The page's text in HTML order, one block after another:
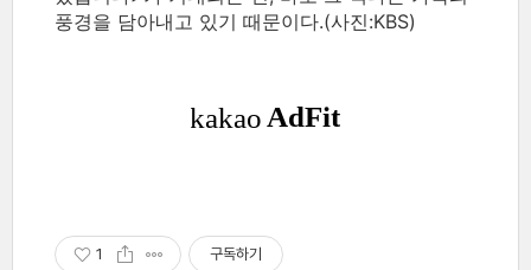
풍경을 담아내고 있기 때문이다.(사진:KBS)
1 구독하기